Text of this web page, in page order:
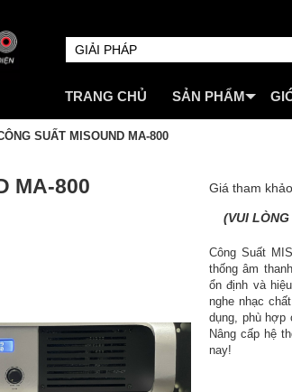
TRANG CHỦ SẢN PHẨM
SUẤT MISOUND MA-800
MA-800 Giá tham
(VUI
Công Suất
thống âm
ổn định và
nghe nhạc
dụng, phù hợp
Nâng cấp hệ
nay!